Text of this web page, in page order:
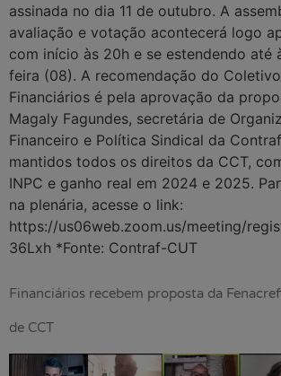
assinada no dia 11 de outubro. A
avaliação e votação acontecerá logo
com início às 20h e se estendendo até
feira (08). A recomendação do
Financiários é pela aprovação da
Magaly Fagundes, secretária de
Financeiro e Política Sindical da
mantidos todos os direitos da CCT,
INPC e ganho real em 2024 e 2025.
na plenária, acesse o link:
https://us06web.zoom.us/meeting/
36Lxh *Fonte: Contraf-CUT
Financiários recebem proposta da
de CCT